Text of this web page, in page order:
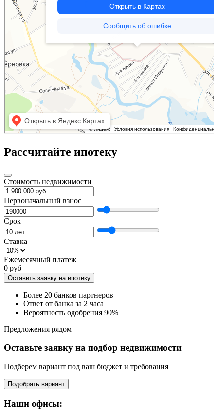
Рассчитайте ипотеку
Стоимость недвижимости
Первоначальный взнос
Срок
Ставка
Ежемесячный платеж
0 руб
Оставить заявку на ипотеку
Более 20 банков партнеров
Ответ от банка за 2 часа
Вероятность одобрения 90%
Предложения рядом
Оставьте заявку на подбор недвижимости
Подберем вариант под ваш бюджет и требования
Подобрать вариант
Наши офисы: